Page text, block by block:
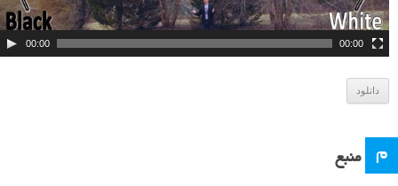
ی
و
00:00 00:00
دانلود
م منبع